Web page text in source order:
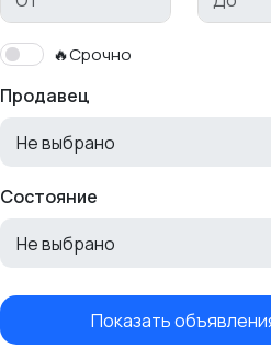
🔥Срочно
Продавец
Не выбрано
Состояние
Не выбрано
Показать